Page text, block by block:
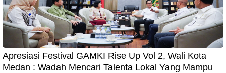
Apresiasi Festival GAMKI Rise Up Vol 2, Wali Kota
Medan : Wadah Mencari Talenta Lokal Yang Mampu